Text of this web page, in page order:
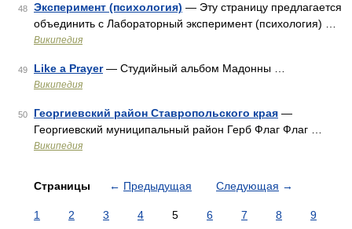
48 Эксперимент (психология) — Эту страницу предлагается
объединить с Лабораторный эксперимент (психология) …
Википедия
49 Like a Prayer— Студийный альбом Мадонны …
Википедия
50 Георгиевский район Ставропольского края —
Георгиевский муниципальный район Герб Флаг Флаг …
Википедия
Страницы ← Предыдущая Следующая →
1 2 3 4 5 6 7 8
9